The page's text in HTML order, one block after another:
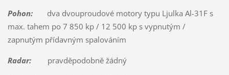
Pohon:dva dvouproudové motory typu Ljulka Al-31F s
max. tahem po 7 850 kp / 12 500 kp s vypnutým /
zapnutým přídavným spalováním
Radar:pravděpodobně žádný